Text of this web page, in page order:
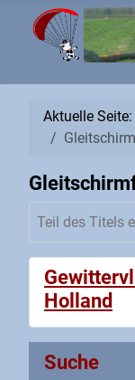
Aktuelle Seite:
Holland
Suche